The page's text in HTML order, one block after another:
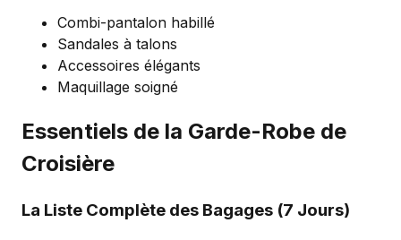
Combi-pantalon habillé
Sandales à talons
Accessoires élégants
Maquillage soigné
Essentiels de la Garde-Robe de
Croisière
La Liste Complète des Bagages (7 Jours)